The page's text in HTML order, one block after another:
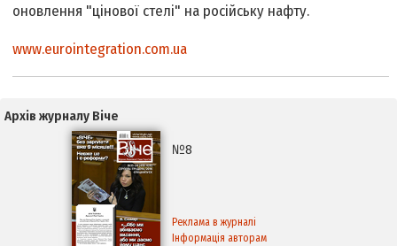
оновлення "цінової стелі" на російську нафту.
www.eurointegration.com.ua
Архів журналу Віче
№8
Реклама в журналі
Інформація авторам